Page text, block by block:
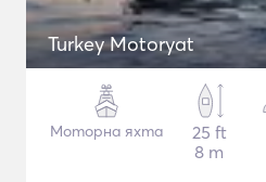
Turkey Motoryat
Моторна яхта
25 ft
8 m